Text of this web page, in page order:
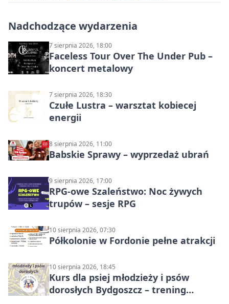
Nadchodzące wydarzenia
7 sierpnia 2026, 18:00
Faceless Tour Over The Under Pub –
koncert metalowy
7 sierpnia 2026, 18:30
Czułe Lustra – warsztat kobiecej
energii
8 sierpnia 2026, 11:00
Babskie Sprawy – wyprzedaż ubrań
9 sierpnia 2026, 17:00
RPG-owe Szaleństwo: Noc żywych
trupów – sesje RPG
10 sierpnia 2026, 07:30
Półkolonie w Fordonie pełne atrakcji
10 sierpnia 2026, 18:45
Kurs dla psiej młodzieży i psów
dorosłych Bydgoszcz – trening